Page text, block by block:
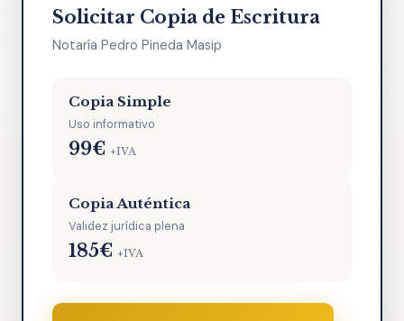
Solicitar Copia de Escritura
Notaría Pedro Pineda Masip
Copia Simple
Uso informativo
99€ +IVA
Copia Auténtica
Validez jurídica plena
185€ +IVA